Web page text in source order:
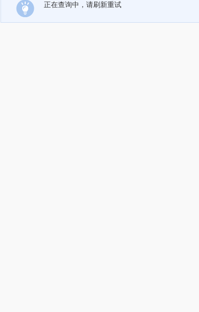
正在查询中，请刷新重试